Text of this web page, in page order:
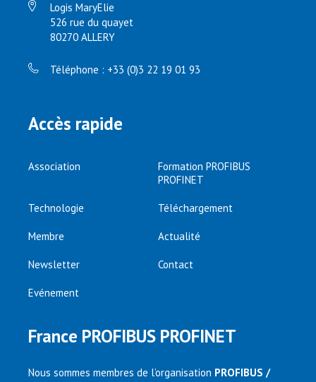
Logis MaryElie
526 rue du quayet
80270 ALLERY
Téléphone : +33 (0)3 22 19 01 93
Accès rapide
Association
Formation PROFIBUS
PROFINET
Technologie Téléchargement
Membre Actualité
Newsletter Contact
Evénement
France PROFIBUS PROFINET
Nous sommes membres de l’organisation PROFIBUS /